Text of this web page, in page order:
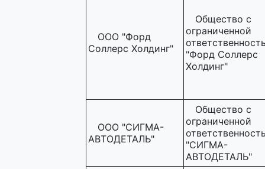
ООО "Форд
Соллерс Холдинг"
Общество с
ограниченной
"Форд Соллерс
Холдинг"
ООО "СИГМА-
АВТОДЕТАЛЬ"
Общество с
ограниченной
"СИГМА-
АВТОДЕТАЛЬ"